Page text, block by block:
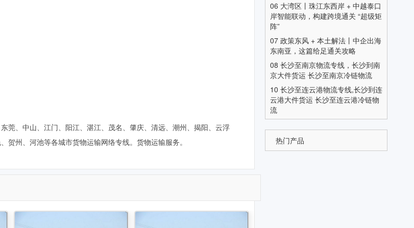
莞、中山、江门、阳江、湛江、茂名、肇庆、清远、潮州、揭阳、云浮
州、河池等各城市货物运输网络专线。货物运输服务。
06 大湾区丨珠江东西岸 + 中越泰口
岸智能联动，构建跨境通关 “超级矩
阵”
07 政策东风 + 本土解法丨中企出海
东南亚，这篇给足通关攻略
08 长沙至南京物流专线，长沙到南
京大件货运 长沙至南京冷链物流
10 长沙至连云港物流专线,长沙到连
云港大件货运 长沙至连云港冷链物
流
热门产品